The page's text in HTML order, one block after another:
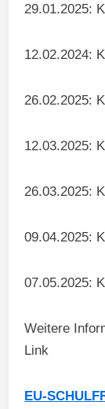
29.01.2025:
12.02.2024:
26.02.2025:
12.03.2025:
26.03.2025:
09.04.2025:
07.05.2025:
Weitere
Link
EU-